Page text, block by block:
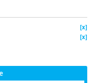
[x]
[x]